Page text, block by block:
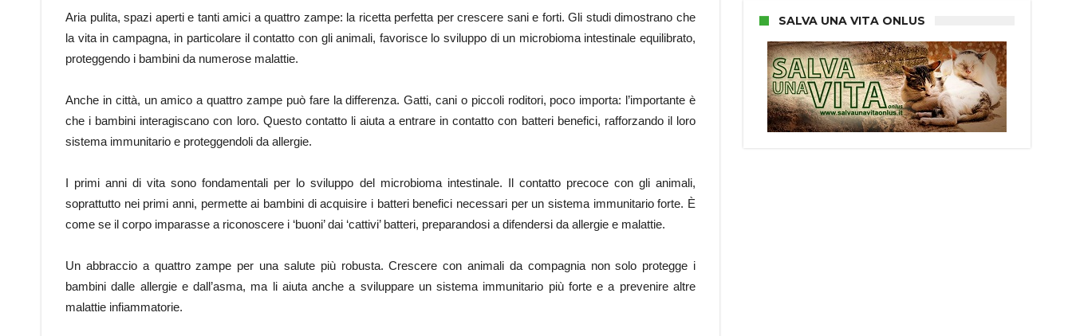
Aria pulita, spazi aperti e tanti amici a quattro zampe: la ricetta perfetta per crescere sani e forti. Gli studi dimostrano che
la vita in campagna, in particolare il contatto con gli animali, favorisce lo sviluppo di un microbioma intestinale equilibrato,
proteggendo i bambini da numerose malattie.
Anche in città, un amico a quattro zampe può fare la differenza. Gatti, cani o piccoli roditori, poco importa: l’importante è
che i bambini interagiscano con loro. Questo contatto li aiuta a entrare in contatto con batteri benefici, rafforzando il loro
sistema immunitario e proteggendoli da allergie.
I primi anni di vita sono fondamentali per lo sviluppo del microbioma intestinale. Il contatto precoce con gli animali,
soprattutto nei primi anni, permette ai bambini di acquisire i batteri benefici necessari per un sistema immunitario forte. È
come se il corpo imparasse a riconoscere i ‘buoni’ dai ‘cattivi’ batteri, preparandosi a difendersi da allergie e malattie.
Un abbraccio a quattro zampe per una salute più robusta. Crescere con animali da compagnia non solo protegge i
bambini dalle allergie e dall’asma, ma li aiuta anche a sviluppare un sistema immunitario più forte e a prevenire altre
malattie infiammatorie.
SALVA UNA VITA ONLUS